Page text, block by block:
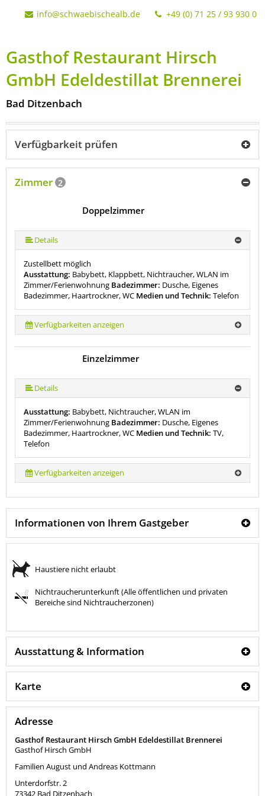
info@schwaebischealb.de +49 (0) 71 25 / 93 930 0
Gasthof Restaurant Hirsch
GmbH Edeldestillat Brennerei
Bad Ditzenbach
Verfügbarkeit prüfen
Zimmer 2
Doppelzimmer
Details
Zustellbett möglich
Ausstattung: Babybett, Klappbett, Nichtraucher, WLAN im
Zimmer/Ferienwohnung Badezimmer: Dusche, Eigenes
Badezimmer, Haartrockner, WC Medien und Technik: Telefon
Verfügbarkeiten anzeigen
Einzelzimmer
Details
Ausstattung: Babybett, Nichtraucher, WLAN im
Zimmer/Ferienwohnung Badezimmer: Dusche, Eigenes
Badezimmer, Haartrockner, WC Medien und Technik: TV,
Telefon
Verfügbarkeiten anzeigen
Informationen von Ihrem Gastgeber
Haustiere nicht erlaubt
Nichtraucherunterkunft (Alle öffentlichen und privaten
Bereiche sind Nichtraucherzonen)
Ausstattung & Information
Karte
Adresse
Gasthof Restaurant Hirsch GmbH Edeldestillat Brennerei
Gasthof Hirsch GmbH
Familien August und Andreas Kottmann
Unterdorfstr. 2
73342 Bad Ditzenbach